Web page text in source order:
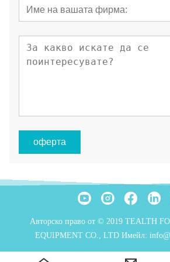
оферта
Авторско право от © 2019 TEALTH
EQUIPMENT CO., LTD Имейл: